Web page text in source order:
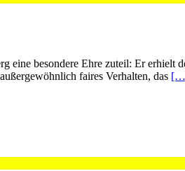
besondere Ehre zuteil: Er erhielt
faires Verhalten, das